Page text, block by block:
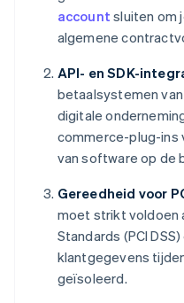
account sluiten om
algemene
API- en SDK-
betaalsystemen
digitale
commerce-plug-ins
van software op de
Gereedheid voor
moet strikt voldoen
Standards (PCI
klantgegevens
geïsoleerd.